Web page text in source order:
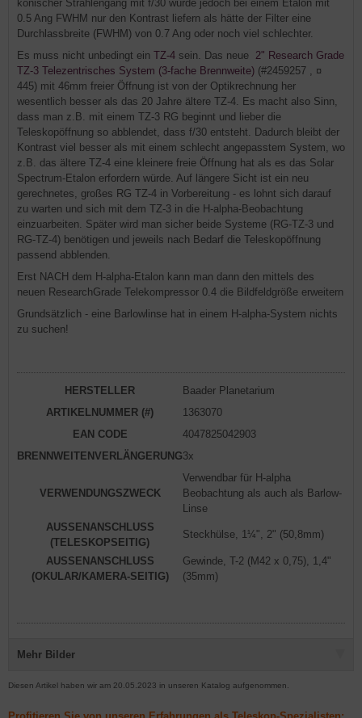
konischer Strahlengang mit f/30 würde jedoch bei einem Etalon mit
0.5 Ang FWHM nur den Kontrast liefern als hätte der Filter eine
Durchlassbreite (FWHM) von 0.7 Ang oder noch viel schlechter.
Es muss nicht unbedingt ein TZ-4 sein. Das neue 2" Research Grade
TZ-3 Telezentrisches System (3-fache Brennweite) (#2459257 , ¤
445) mit 46mm freier Öffnung ist von der Optikrechnung her
wesentlich besser als das 20 Jahre ältere TZ-4. Es macht also Sinn,
dass man z.B. mit einem TZ-3 RG beginnt und lieber die
Teleskopöffnung so abblendet, dass f/30 entsteht. Dadurch bleibt der
Kontrast viel besser als mit einem schlecht angepasstem System, wo
z.B. das ältere TZ-4 eine kleinere freie Öffnung hat als es das Solar
Spectrum-Etalon erfordern würde. Auf längere Sicht ist ein neu
gerechnetes, großes RG TZ-4 in Vorbereitung - es lohnt sich darauf
zu warten und sich mit dem TZ-3 in die H-alpha-Beobachtung
einzuarbeiten. Später wird man sicher beide Systeme (RG-TZ-3 und
RG-TZ-4) benötigen und jeweils nach Bedarf die Teleskopöffnung
passend abblenden.
Erst NACH dem H-alpha-Etalon kann man dann den mittels des
neuen ResearchGrade Telekompressor 0.4 die Bildfeldgröße erweitern
Grundsätzlich - eine Barlowlinse hat in einem H-alpha-System nichts
zu suchen!
HERSTELLER
Baader Planetarium
ARTIKELNUMMER (#)
1363070
EAN CODE
4047825042903
BRENNWEITENVERLÄNGERUNG3x
VERWENDUNGSZWECK
Verwendbar für H-alpha
Beobachtung als auch als Barlow-
Linse
AUSSENANSCHLUSS
(TELESKOPSEITIG)
Steckhülse, 1¼", 2" (50,8mm)
AUSSENANSCHLUSS
(OKULAR/KAMERA-SEITIG)
Gewinde, T-2 (M42 x 0,75), 1,4"
(35mm)
Mehr Bilder
Diesen Artikel haben wir am 20.05.2023 in unseren Katalog aufgenommen.